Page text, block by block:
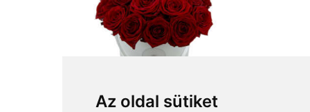
Az oldal sütiket